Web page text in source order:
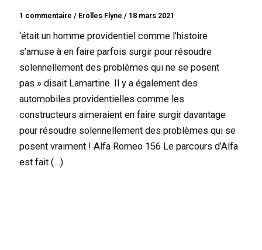
1 commentaire / Erolles Flyne/ 18 mars 2021
‘était un homme providentiel comme l’histoire
s’amuse à en faire parfois surgir pour résoudre
solennellement des problèmes qui ne se posent
pas » disait Lamartine. Il y a également des
automobiles providentielles comme les
constructeurs aimeraient en faire surgir davantage
pour résoudre solennellement des problèmes qui se
posent vraiment ! Alfa Romeo 156 Le parcours d’Alfa
est fait (…)